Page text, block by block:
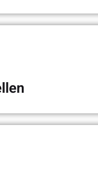
Leitbild kennenlernen.
sein sollte, bewirb Dich